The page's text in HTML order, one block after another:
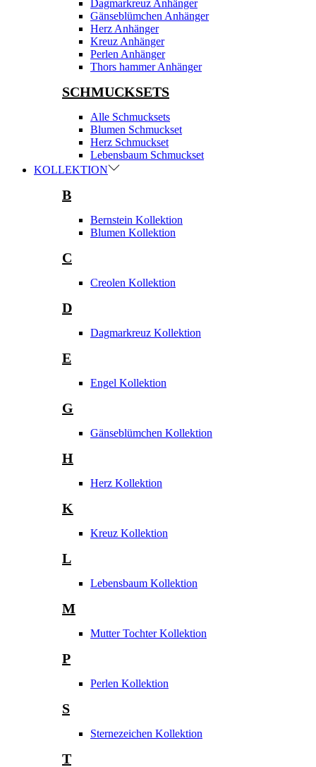
Dagmarkreuz Anhänger
Gänseblümchen Anhänger
Herz Anhänger
Kreuz Anhänger
Perlen Anhänger
Thors hammer Anhänger
SCHMUCKSETS
Alle Schmucksets
Blumen Schmuckset
Herz Schmuckset
Lebensbaum Schmuckset
KOLLEKTION
B
Bernstein Kollektion
Blumen Kollektion
C
Creolen Kollektion
D
Dagmarkreuz Kollektion
E
Engel Kollektion
G
Gänseblümchen Kollektion
H
Herz Kollektion
K
Kreuz Kollektion
L
Lebensbaum Kollektion
M
Mutter Tochter Kollektion
P
Perlen Kollektion
S
Sternezeichen Kollektion
T